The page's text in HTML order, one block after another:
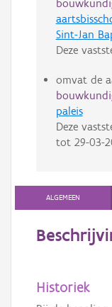
Sint-Jan
Deze
omvat de
paleis
Deze
tot 29-03-
ALGEMEEN
Historiek